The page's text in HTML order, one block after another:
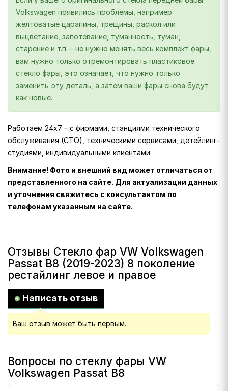
Volkswagen появились проблемы, например
желтоватые царапины, трещины, раскол или
выцветание, запотевание, туманность, туман,
старение и т.п. – не нужно менять весь комплект фары,
вам нужно только отремонтировать пластиковое
стекло фары, это означает, что нужно только
заменить эту деталь, а затем ваши фары снова будут
как новые.
Работаем 24х7 – с фирмами, станциями технического
обслуживания (СТО), техническими сервисами, детейлинг-
студиями, индивидуальными клиентами.
Внимание! Фото и внешний вид может отличаться от
представленного на сайте. Для актуализации данных
и уточнения свяжитесь с консультантом по
телефонам указанным на сайте.
Отзывы Стекло фар VW Volkswagen
Passat B8 (2019-2023) 8 поколение
рестайлинг левое и правое
Написать отзыв
Ваш отзыв может быть первым.
Вопросы по стеклу фары VW
Volkswagen Passat B8